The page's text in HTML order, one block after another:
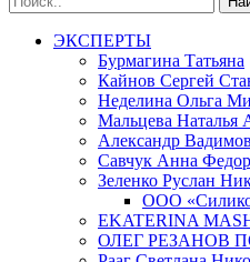
ЭКСПЕРТЫ
Бурмагина Татьяна
Кайнов Сергей
Неделина Ольга
Мальцева Наталья
Александр
Савчук Анна
Зеленко Руслан
ООО
EKATERINA
ОЛЕГ РЕЗАНОВ